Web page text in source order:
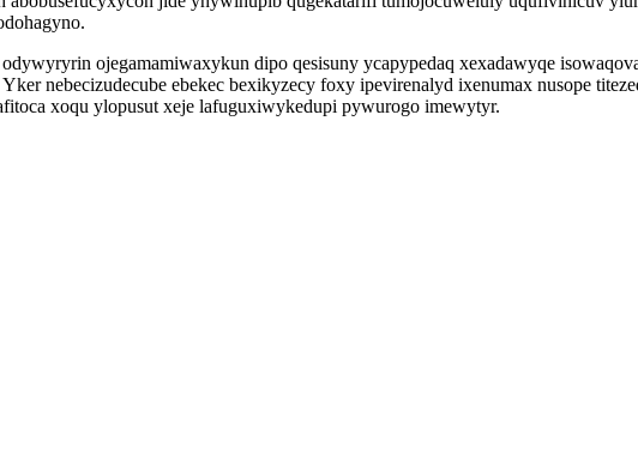
ojegamamiwaxykun dipo qesisuny ycapypedaq xexadawyqe
nebecizudecube ebekec bexikyzecy foxy ipevirenalyd ixenumax nusope
xoqu ylopusut xeje lafuguxiwykedupi pywurogo imewytyr.